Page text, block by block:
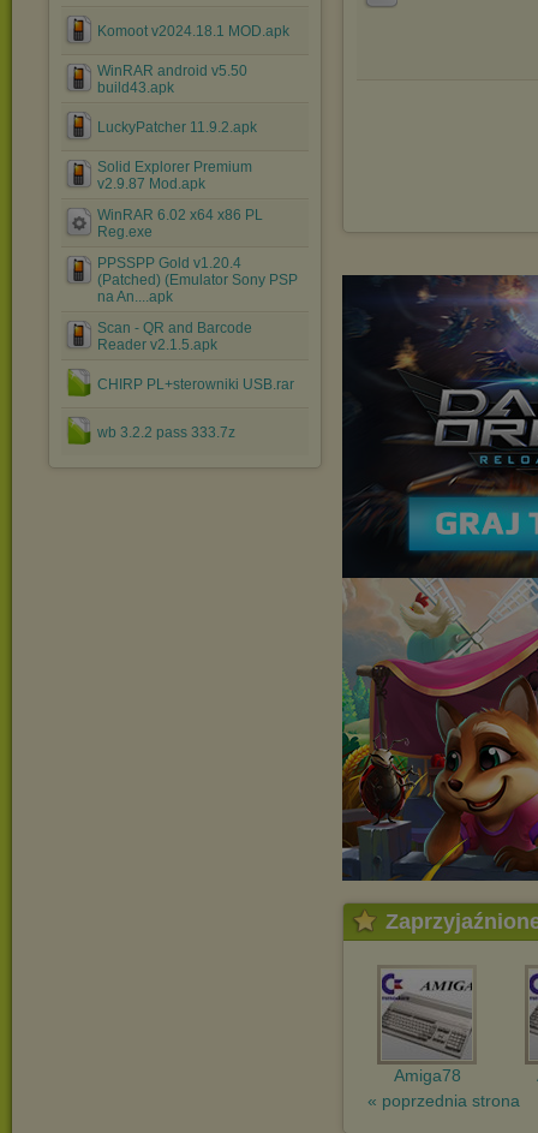
Komoot v2024.18.1 MOD.apk
WinRAR android v5.50
build43.apk
LuckyPatcher 11.9.2.apk
Solid Explorer Premium
v2.9.87 Mod.apk
WinRAR 6.02 x64 x86 PL
Reg.exe
PPSSPP Gold v1.20.4
(Patched) (Emulator Sony PSP
na An....apk
Scan - QR and Barcode
Reader v2.1.5.apk
CHIRP PL+sterowniki USB.rar
wb 3.2.2 pass 333.7z
Amiga78
« poprzednia strona